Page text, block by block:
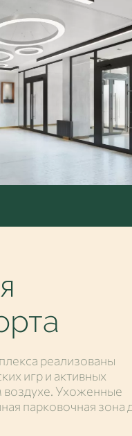
реализованы
игр и активных
воздухе. Ухоженные
парковочная зона